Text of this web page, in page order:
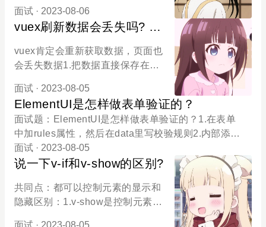
3.系统修饰符 .ctrl .alt .meta4.鼠标
修饰符 .left 鼠标左键 .right 鼠标右
azy 等输入完之后再显示 .trim 删除
内容前后的空格 .number 输入是数
字或转为数字
面试 · 2023-08-06
vuex刷新数据会丢失吗? 怎
么解决?
vuex肯定会重新获取数据，页面也
会丢失数据1.把数据直接保存在浏
essionstorage)2.页面刷新的时候，
再次请求数据，达到可以动态更新
的方法监听浏览器的刷新事件，在
刷新前把数据保存到sessionstorag
e里，刷新后请求数据，请求到了用
vuex，如果没有那就用sessionstor
面试 · 2023-08-05
ElementUI是怎样做表单验证的？
面试题：ElementUI是怎样做表单验证的？1.在表单
中加rules属性，然后在data里写校验规则2.内部添加
规则3.自定义函数校验
面试 · 2023-08-05
说一下v-if和v-show的区别?
共同点：都可以控制元素的显示和
隐藏区别：1.v-show是控制元素的
面试 · 2023-08-05